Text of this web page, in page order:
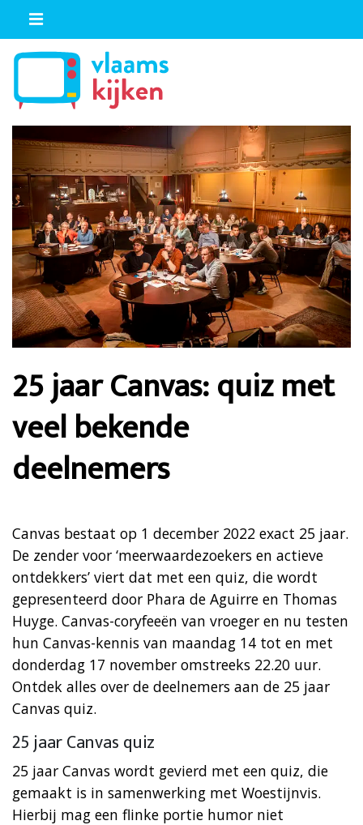
25 jaar Canvas: quiz met
veel bekende
deelnemers
Canvas bestaat op 1 december 2022 exact 25 jaar.
De zender voor ‘meerwaardezoekers en actieve
ontdekkers’ viert dat met een quiz, die wordt
gepresenteerd door Phara de Aguirre en Thomas
Huyge. Canvas-coryfeeën van vroeger en nu testen
hun Canvas-kennis van maandag 14 tot en met
donderdag 17 november omstreeks 22.20 uur.
Ontdek alles over de deelnemers aan de 25 jaar
Canvas quiz.
25 jaar Canvas quiz
25 jaar Canvas wordt gevierd met een quiz, die
gemaakt is in samenwerking met Woestijnvis.
Hierbij mag een flinke portie humor niet